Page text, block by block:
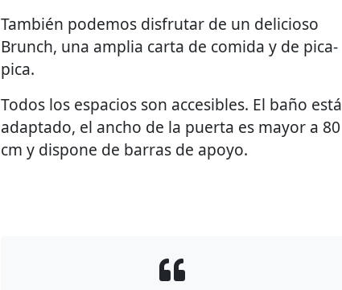
También podemos disfrutar de un delicioso
Brunch, una amplia carta de comida y de pica-
pica.
Todos los espacios son accesibles. El baño está
adaptado, el ancho de la puerta es mayor a 80
cm y dispone de barras de apoyo.